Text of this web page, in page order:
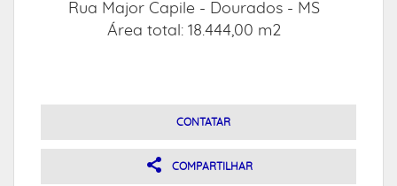
Rua Major Capile - Dourados - MS
Área total: 18.444,00 m2
CONTATAR
COMPARTILHAR